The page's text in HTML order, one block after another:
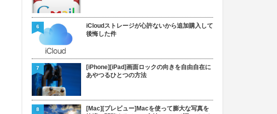
iCloudストレージが心許ないから追加購入して
後悔した件
6
[iPhone][iPad]画面ロックの向きを自由自在に
あやつるひとつの方法
7
[Mac][プレビュー]Macを使って膨大な写真を
8